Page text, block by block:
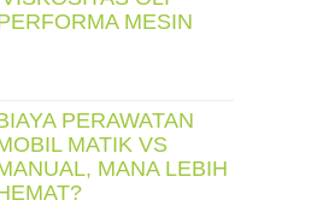
MESIN
PERAWATAN
MATIK VS
MANA LEBIH